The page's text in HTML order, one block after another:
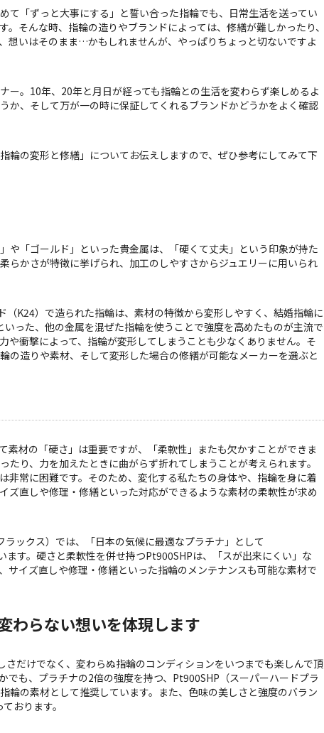
て「ずっと大事にする」と誓い合った指輪でも、日常生活を送ってい
そんな時、指輪の造りやブランドによっては、修繕が難しかったり、
想いはそのまま…かもしれませんが、やっぱりちょっと切ないですよ
ー。10年、20年と月日が経っても指輪との生活を変わらず楽しめるよ
か、そして万が一の時に保証してくれるブランドかどうかをよく確認
輪の変形と修繕」についてお伝えしますので、ぜひ参考にしてみて下
や「ゴールド」といった貴金属は、「硬くて丈夫」という印象が持た
らかさが特徴に挙げられ、加工のしやすさからジュエリーに用いられ
K24）で造られた指輪は、素材の特徴から変形しやすく、結婚指輪に
った、他の金属を混ぜた指輪を使うことで強度を高めたものが主流で
や衝撃によって、指輪が変形してしまうことも少なくありません。そ
の造りや素材、そして変形した場合の修繕が可能なメーカーを選ぶと
素材の「硬さ」は重要ですが、「柔軟性」またも欠かすことができま
り、力を加えたときに曲がらず折れてしまうことが考えられます。
非常に困難です。そのため、変化する私たちの身体や、指輪を身に着
ズ直しや修理・修繕といった対応ができるような素材の柔軟性が求め
ックス）では、「日本の気候に最適なプラチナ」として
す。硬さと柔軟性を併せ持つPt900SHPは、「スが出来にくい」な
サイズ直しや修理・修繕といった指輪のメンテナンスも可能な素材で
わらない想いを体現します
だけでなく、変わらぬ指輪のコンディションをいつまでも楽しんで頂
でも、プラチナの2倍の強度を持つ、Pt900SHP（スーパーハードプラ
輪の素材として推奨しています。また、色味の美しさと強度のバラン
おります。